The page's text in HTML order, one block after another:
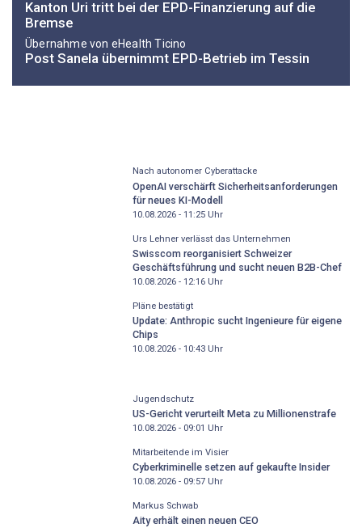
Kanton Uri tritt bei der EPD-Finanzierung auf die
Bremse
Übernahme von eHealth Ticino
Post Sanela übernimmt EPD-Betrieb im Tessin
Nach autonomer Cyberattacke
OpenAI verschärft Sicherheitsanforderungen
für neues KI-Modell
10.08.2026 - 11:25Uhr
Urs Lehner verlässt das Unternehmen
Swisscom reorganisiert Schweizer
Geschäftsführung und sucht neuen B2B-Chef
10.08.2026 - 12:16Uhr
Pläne bestätigt
Update: Anthropic sucht Ingenieure für eigene
Chips
10.08.2026 - 10:43Uhr
Jugendschutz
US-Gericht verurteilt Meta zu Millionenstrafe
10.08.2026 - 09:01 Uhr
Mitarbeitende im Visier
Cyberkriminelle setzen auf gekaufte Insider
10.08.2026 - 09:57Uhr
Markus Schwab
Aity erhält einen neuen CEO